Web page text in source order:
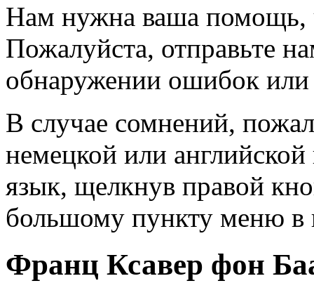
Нам нужна ваша помощь,
Пожалуйста, отправьте
обнаружении ошибок или
В случае сомнений,
немецкой или
язык, щелкнув правой
большому пункту меню в
Франц Ксавер фон